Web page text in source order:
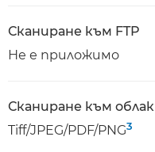
Сканиране към FTP
Не е приложимо
Сканиране към облак
Tiff/JPEG/PDF/PNG3